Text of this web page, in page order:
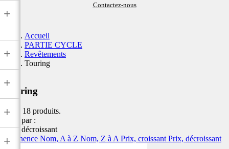
+
+
+
+
+
Contactez-nous
Accueil
PARTIE CYCLE
Revêtements
Touring
Touring
Il y a 18 produits.
Trier par :
Prix, décroissant
Pertinence Nom, A à Z Nom, Z à A Prix, croissant Prix, décroissant